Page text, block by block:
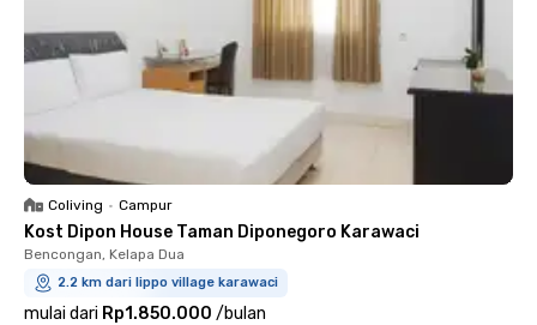
Coliving • Campur
Kost Dipon House Taman Diponegoro Karawaci
Bencongan, Kelapa Dua
2.2 km dari lippo village karawaci
mulai dari Rp1.850.000 /bulan